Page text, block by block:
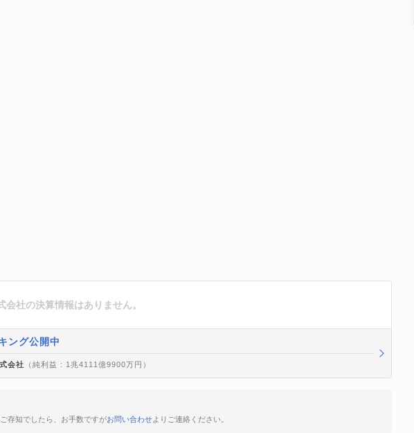
会社の決算情報はありません。
ング公開中
会社 （純利益 : 1兆4111億9900万円）
存知でしたら、お手数ですがお問い合わせよりご連絡ください。